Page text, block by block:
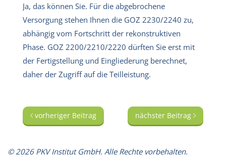
Ja, das können Sie. Für die abgebrochene
Versorgung stehen Ihnen die GOZ 2230/2240 zu,
abhängig vom Fortschritt der rekonstruktiven
Phase. GOZ 2200/2210/2220 dürften Sie erst mit
der Fertigstellung und Eingliederung berechnet,
daher der Zugriff auf die Teilleistung.
vorheriger Beitrag nächster Beitrag
© 2026 PKV Institut GmbH. Alle Rechte vorbehalten.